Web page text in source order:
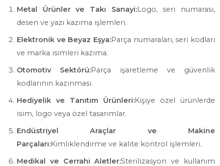
Metal Ürünler ve Takı Sanayi:Logo, seri numarası,
desen ve yazı kazıma işlemleri.
Elektronik ve Beyaz Eşya:Parça numaraları, seri kodları
ve marka isimleri kazıma.
Otomotiv Sektörü:Parça işaretleme ve güvenlik
kodlarının kazınması.
Hediyelik ve Tanıtım Ürünleri:Kişiye özel ürünlerde
isim, logo veya özel tasarımlar.
Endüstriyel Araçlar ve Makine
Parçaları:Kimliklendirme ve kalite kontrol işlemleri.
Medikal ve Cerrahi Aletler:Sterilizasyon ve kullanım